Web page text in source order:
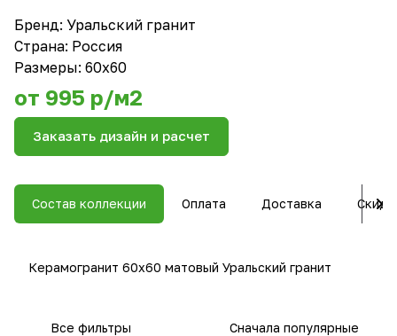
Бренд: Уральский гранит
Страна: Россия
Размеры: 60х60
от 995 р/м2
Заказать дизайн и расчет
Состав коллекции Оплата Доставка
Керамогранит 60х60 матовый Уральский гранит
Все фильтры Сначала популярные